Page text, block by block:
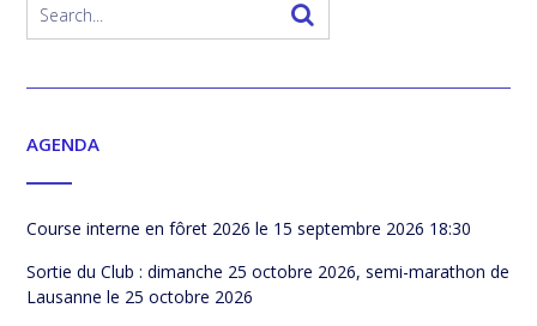
AGENDA
Course interne en fôret 2026 le 15 septembre 2026 18:30
Sortie du Club : dimanche 25 octobre 2026, semi-marathon de
Lausanne le 25 octobre 2026